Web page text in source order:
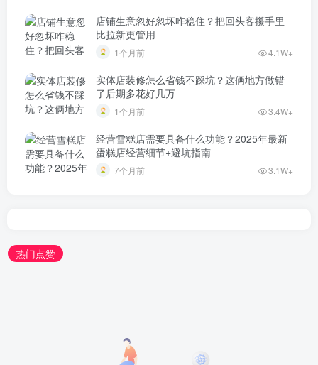
店铺生意忽好忽坏咋稳住？把回头客攥手里
比拉新更管用
1个月前 4.1W+
实体店装修怎么省钱不踩坑？这俩地方做错
了后期多花好几万
1个月前 3.4W+
经营雪糕店需要具备什么功能？2025年最新
蛋糕店经营细节+避坑指南
7个月前 3.1W+
热门点赞